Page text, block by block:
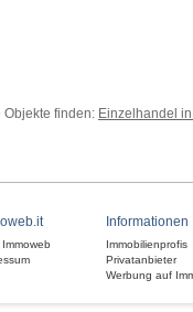
Objekte finden: Einzelhandel
Informationen
Immobilienprofis
Privatanbieter
Werbung auf